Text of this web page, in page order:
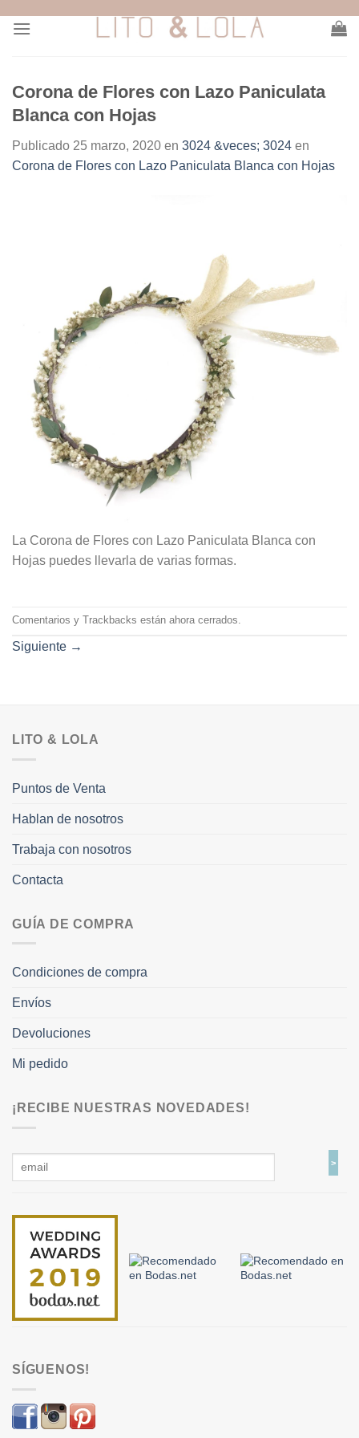
Corona de Flores con Lazo Paniculata
Blanca con Hojas
Publicado 25 marzo, 2020 en 3024 &veces; 3024 en
Corona de Flores con Lazo Paniculata Blanca con Hojas
La Corona de Flores con Lazo Paniculata Blanca con
Hojas puedes llevarla de varias formas.
Comentarios y Trackbacks están ahora cerrados.
Siguiente →
LITO & LOLA
Puntos de Venta
Hablan de nosotros
Trabaja con nosotros
Contacta
GUÍA DE COMPRA
Condiciones de compra
Envíos
Devoluciones
Mi pedido
¡RECIBE NUESTRAS NOVEDADES!
SÍGUENOS!